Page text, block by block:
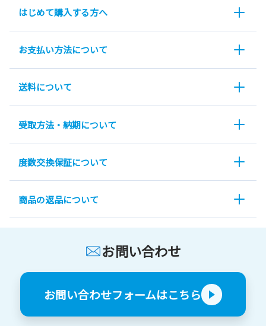
はじめて購入する方へ
お支払い方法について
送料について
受取方法・納期について
度数交換保証について
商品の返品について
お問い合わせ
お問い合わせフォームはこちら